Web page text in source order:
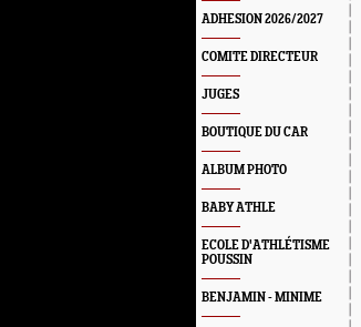
ADHESION 2026/2027
COMITE DIRECTEUR
JUGES
BOUTIQUE DU CAR
ALBUM PHOTO
BABY ATHLE
ECOLE D'ATHLÉTISME
POUSSIN
BENJAMIN - MINIME